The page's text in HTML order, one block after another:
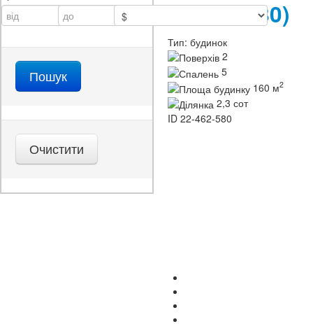
22-462-580)
Тип: будинок
2
5
160 м2
2,3 сот
ID 22-462-580